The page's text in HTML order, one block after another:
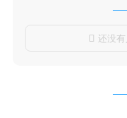
 还没